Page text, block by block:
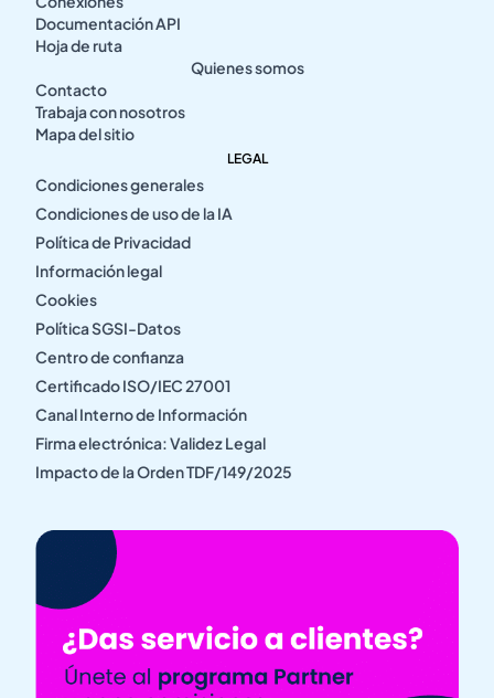
Documentación API
Hoja de ruta
Quienes somos
Contacto
Trabaja con nosotros
Mapa del sitio
LEGAL
Condiciones generales
Condiciones de uso de la IA
Política de Privacidad
Información legal
Cookies
Política SGSI-Datos
Centro de confianza
Certificado ISO/IEC 27001
Canal Interno de Información
Firma electrónica: Validez Legal
Impacto de la Orden TDF/149/2025